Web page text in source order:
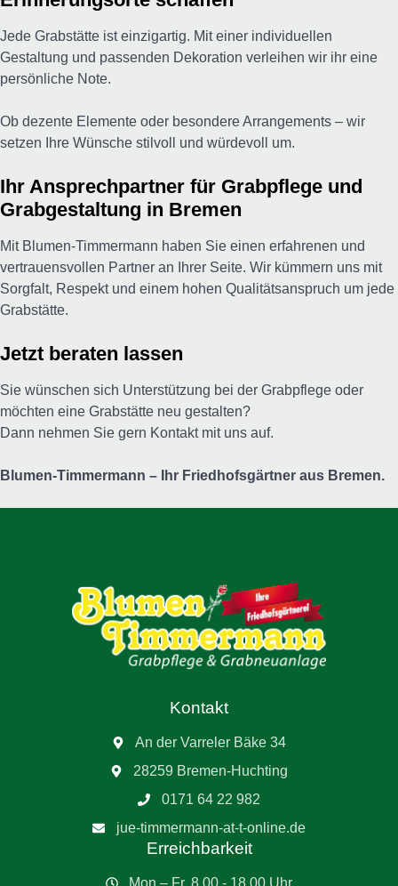
Jede Grabstätte ist einzigartig. Mit einer individuellen
Gestaltung und passenden Dekoration verleihen wir ihr eine
persönliche Note.
Ob dezente Elemente oder besondere Arrangements – wir
setzen Ihre Wünsche stilvoll und würdevoll um.
Ihr Ansprechpartner für Grabpflege und
Grabgestaltung in Bremen
Mit Blumen-Timmermann haben Sie einen erfahrenen und
vertrauensvollen Partner an Ihrer Seite. Wir kümmern uns mit
Sorgfalt, Respekt und einem hohen Qualitätsanspruch um jede
Grabstätte.
Jetzt beraten lassen
Sie wünschen sich Unterstützung bei der Grabpflege oder
möchten eine Grabstätte neu gestalten?
Dann nehmen Sie gern Kontakt mit uns auf.
Blumen-Timmermann – Ihr Friedhofsgärtner aus Bremen.
Kontakt
An der Varreler Bäke 34
28259 Bremen-Huchting
0171 64 22 982
jue-timmermann-at-t-online.de
Erreichbarkeit
Mon – Fr. 8.00 - 18.00 Uhr